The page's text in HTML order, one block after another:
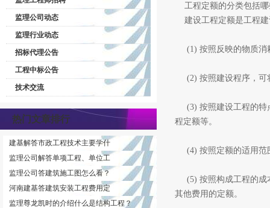
监理公司动态
监理行业动态
招标代理公告
工程中标公告
技术交流
热门文章排行
建基解答市政工程技术主要学什
监理公司解答单项工程、单位工
监理公司答建筑施工图怎么看？
河南建基答建筑安装工程费用定
监理尊龙凯时的介绍什么是结构工程？
工程定额的分类包括哪
建设工程定额是工程建
(1) 按照反映的物质消
(2) 按照建设程序，可
(3) 按照建设工程的特
程定额等。
(4) 按照定额的适用范
(5) 按照构成工程的成
其他费用的定额。